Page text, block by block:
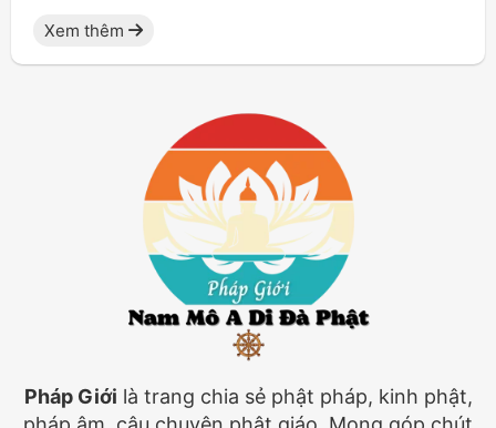
Xem thêm
Pháp Giới là trang chia sẻ phật pháp, kinh phật,